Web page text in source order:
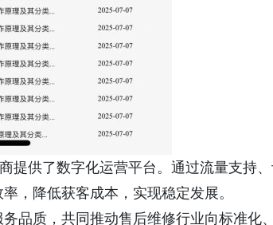
提供了数字化运营平台。通过流量支持
，降低获客成本，实现稳定发展。
品质，共同推动售后维修行业向标准化